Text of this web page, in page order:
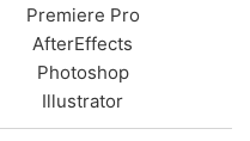
Premiere Pro
AfterEffects
Photoshop
Illustrator